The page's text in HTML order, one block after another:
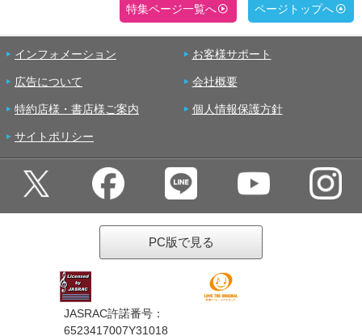
特集ページ一覧へ ページトップへ
インフォメーション お客様サポート
広告について 会社概要
特約店様・書店様ご案内 個人情報保護方針
サイトポリシー
PC版で見る
JASRAC許諾番号：
6523417007Y31018